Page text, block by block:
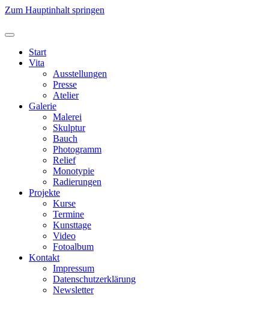
Zum Hauptinhalt springen
Start
Vita
Ausstellungen
Presse
Atelier
Galerie
Malerei
Skulptur
Bauch
Photogramm
Relief
Monotypie
Radierungen
Projekte
Kurse
Termine
Kunsttage
Video
Fotoalbum
Kontakt
Impressum
Datenschutzerklärung
Newsletter